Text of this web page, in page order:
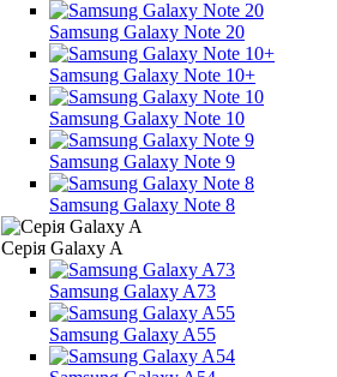
Samsung Galaxy Note 20
Samsung Galaxy Note 10+
Samsung Galaxy Note 10
Samsung Galaxy Note 9
Samsung Galaxy Note 8
Серія Galaxy A
Samsung Galaxy A73
Samsung Galaxy A55